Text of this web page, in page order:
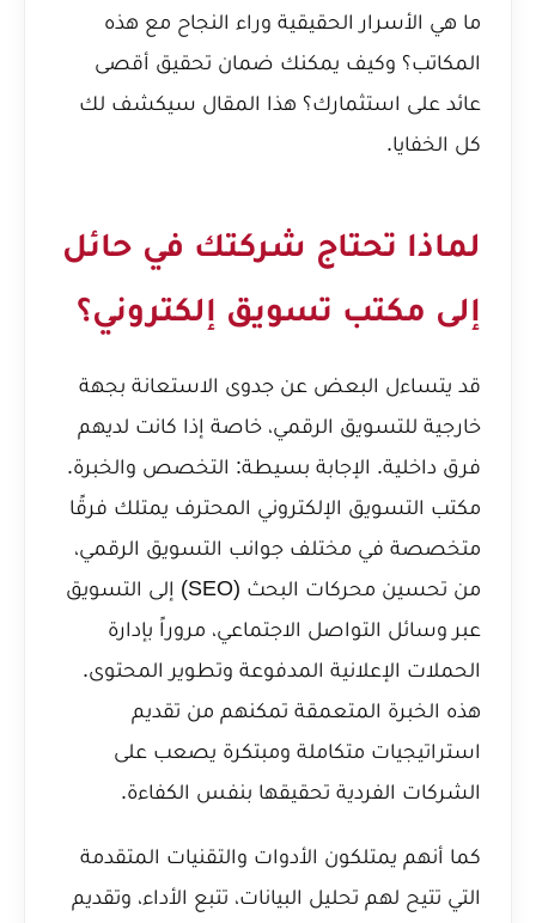
ما هي الأسرار الحقيقية وراء النجاح مع هذه
المكاتب؟ وكيف يمكنك ضمان تحقيق أقصى
عائد على استثمارك؟ هذا المقال سيكشف لك
كل الخفايا.
لماذا تحتاج شركتك في حائل
إلى مكتب تسويق إلكتروني؟
قد يتساءل البعض عن جدوى الاستعانة بجهة
خارجية للتسويق الرقمي، خاصة إذا كانت لديهم
فرق داخلية. الإجابة بسيطة: التخصص والخبرة.
مكتب التسويق الإلكتروني المحترف يمتلك فرقًا
متخصصة في مختلف جوانب التسويق الرقمي،
من تحسين محركات البحث (SEO) إلى التسويق
عبر وسائل التواصل الاجتماعي، مروراً بإدارة
الحملات الإعلانية المدفوعة وتطوير المحتوى.
هذه الخبرة المتعمقة تمكنهم من تقديم
استراتيجيات متكاملة ومبتكرة يصعب على
الشركات الفردية تحقيقها بنفس الكفاءة.
كما أنهم يمتلكون الأدوات والتقنيات المتقدمة
التي تتيح لهم تحليل البيانات، تتبع الأداء، وتقديم